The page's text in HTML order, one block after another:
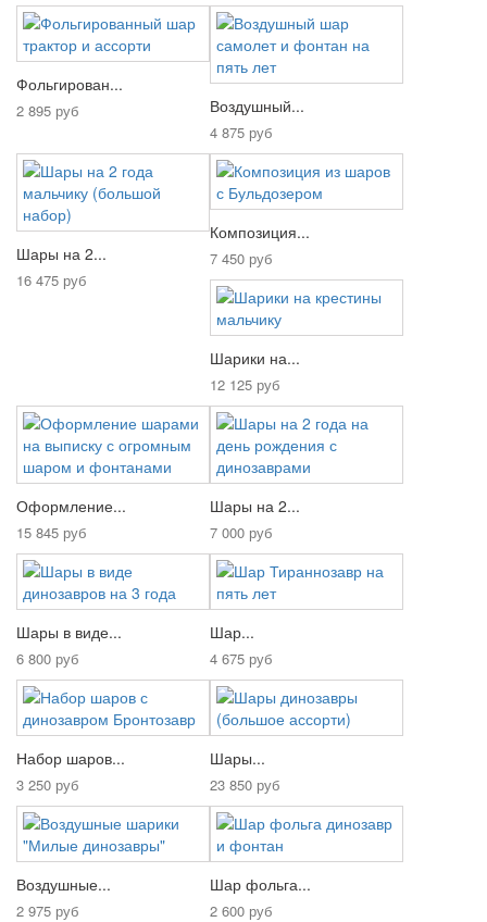
Фольгирован...
2 895 руб Воздушный...
4 875 руб
Шары на 2...
16 475 руб
Композиция...
7 450 руб
Шарики на...
12 125 руб
Оформление...
15 845 руб
Шары на 2...
7 000 руб
Шары в виде...
6 800 руб
Шар...
4 675 руб
Набор шаров...
3 250 руб
Шары...
23 850 руб
Воздушные...
2 975 руб
Шар фольга...
2 600 руб